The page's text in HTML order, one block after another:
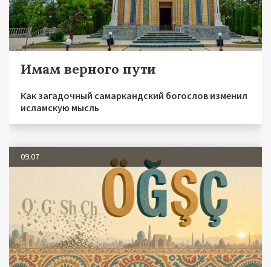
Имам верного пути
Как загадочный самаркандский богослов изменил
исламскую мысль
09.07